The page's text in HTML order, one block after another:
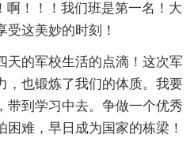
啊！！！我们班是第一名！大
受这美妙的时刻！
天的军校生活的点滴！这次军
，也锻炼了我们的体质。我要
带到学习中去。争做一个优秀
难，早日成为国家的栋梁！